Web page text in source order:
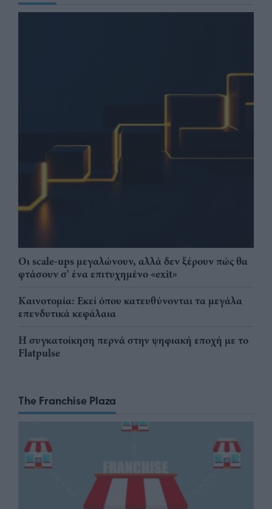
Οι scale-ups μεγαλώνουν, αλλά δεν ξέρουν πώς θα
φτάσουν σ' ένα επιτυχημένο «exit»
Καινοτομία: Εκεί όπου κατευθύνονται τα μεγάλα
επενδυτικά κεφάλαια
Η συγκατοίκηση περνά στην ψηφιακή εποχή με το
Flatpulse
The Franchise Plaza